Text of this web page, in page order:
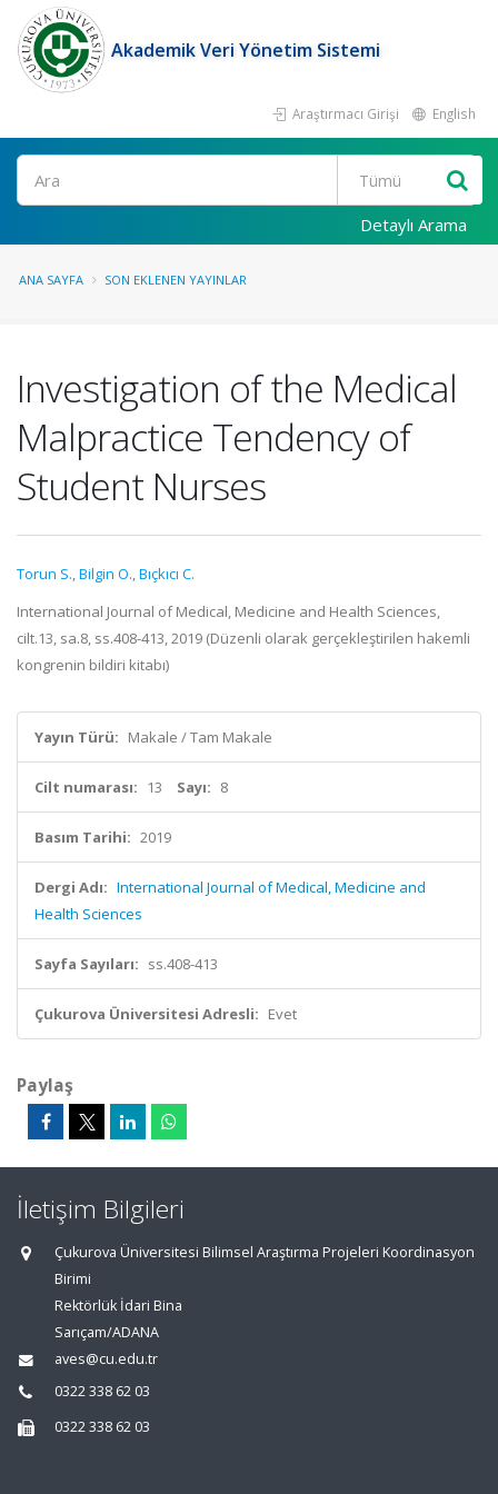
Akademik Veri Yönetim Sistemi
Araştırmacı Girişi English
Ara
Detaylı Arama
ANA SAYFA SON EKLENEN YAYINLAR
Investigation of the Medical
Malpractice Tendency of
Student Nurses
Torun S.,Bilgin O.,Bıçkıcı C.
International Journal of Medical, Medicine and Health Sciences,
cilt.13, sa.8, ss.408-413, 2019 (Düzenli olarak gerçekleştirilen hakemli
kongrenin bildiri kitabı)
Yayın Türü: Makale / Tam Makale
Cilt numarası: 13 Sayı: 8
Basım Tarihi: 2019
Dergi Adı: International Journal of Medical, Medicine and
Health Sciences
Sayfa Sayıları: ss.408-413
Çukurova Üniversitesi Adresli: Evet
Paylaş
İletişim Bilgileri
Çukurova Üniversitesi Bilimsel Araştırma Projeleri Koordinasyon
Birimi
Rektörlük İdari Bina
Sarıçam/ADANA
aves@cu.edu.tr
0322 338 62 03
0322 338 62 03